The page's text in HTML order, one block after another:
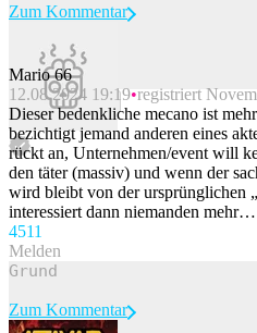
Beitrag melden
Zum Kommentar
Mario 66
12.08.2024 19:19 registriert
Dieser bedenkliche mecano ist
bezichtigt jemand anderen eines
rückt an, Unternehmen/event will
den täter (massiv) und wenn der
wird bleibt von der ursprünglichen
interessiert dann niemanden mehr…
4511
Melden
Zum Kommentar